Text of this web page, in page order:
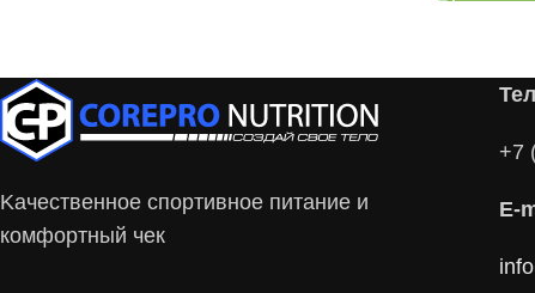
Kачественное спортивное питание и
комфортный чек
+7
E-